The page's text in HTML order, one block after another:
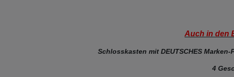
Auch in den
Schlosskasten mit DEUTSCHES
4